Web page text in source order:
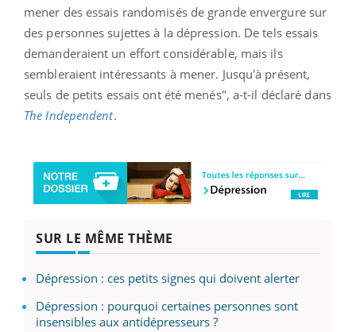
mener des essais randomisés de grande envergure sur
des personnes sujettes à la dépression. De tels essais
demanderaient un effort considérable, mais ils
sembleraient intéressants à mener. Jusqu'à présent,
seuls de petits essais ont été menés", a-t-il déclaré dans
The Independent.
SUR LE MÊME THÈME
Dépression : ces petits signes qui doivent alerter
Dépression : pourquoi certaines personnes sont
insensibles aux antidépresseurs ?